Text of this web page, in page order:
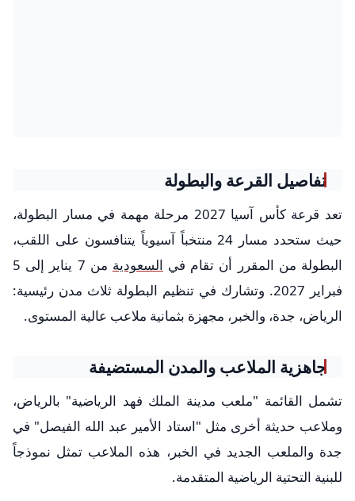
تفاصيل القرعة والبطولة
تعد قرعة كأس آسيا 2027 مرحلة مهمة في مسار البطولة،
حيث ستحدد مسار 24 منتخباً آسيوياً يتنافسون على اللقب،
البطولة من المقرر أن تقام في السعودية
من 7 يناير إلى 5
فبراير 2027. وتشارك في تنظيم البطولة ثلاث مدن رئيسية:
الرياض، جدة، والخبر، مجهزة بثمانية ملاعب عالية المستوى.
جاهزية الملاعب والمدن المستضيفة
تشمل القائمة "ملعب مدينة الملك فهد الرياضية" بالرياض،
وملاعب حديثة أخرى مثل "استاد الأمير عبد الله الفيصل" في
جدة والملعب الجديد في الخبر، هذه الملاعب تمثل نموذجاً
للبنية التحتية الرياضية المتقدمة.